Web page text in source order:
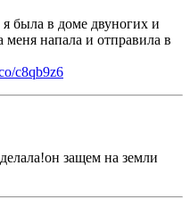
была в доме двуногих и
меня напала и отправила в
c8qb9z6
защем на земли